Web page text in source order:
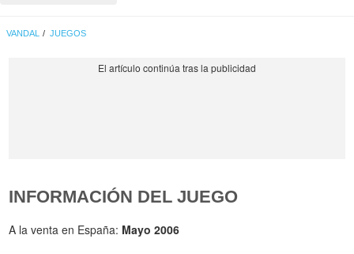
VANDAL JUEGOS
INFORMACIÓN DEL JUEGO
A la venta en España: Mayo 2006